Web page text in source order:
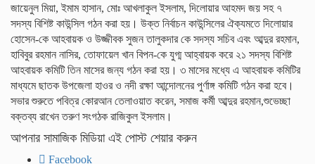
জায়েনুল মিয়া, ইমাম হাসান, মোঃ আখলাকুল ইসলাম, দিলোয়ার আহমদ জয় সহ ৭
সদস্য বিশিষ্ট কাউন্সিল গঠন করা হয়। উক্ত নির্বাচন কাউন্সিলের ঐক্যমতে দিলোয়ার
হোসেন-কে আহবায়ক ও উজ্জীবক সুজন তালুকদার কে সদস্য সচিব এবং আব্দুর রহমান,
হাবিবুর রহমান নাসির, তোফায়েল খান বিপন-কে যুগ্ম আহ্বায়ক করে ২১ সদস্য বিশিষ্ট
আহবায়ক কমিটি তিন মাসের জন্য গঠন করা হয়। ৩ মাসের মধ্যে এ আহবায়ক কমিটির
মাধ্যমে ছাতক উপজেলা হাওর ও নদী রক্ষা আন্দোলনের পুর্ণাঙ্গ কমিটি গঠন করা হবে।
সভার শুরুতে পবিত্র কোরআন তেলাওয়াত করেন, সমাজ কর্মী আব্দুর রহমান,শুভেচ্ছা
বক্তব্য রাখেন তরুণ সংগঠক রাজিকুল ইসলাম।
আপনার সামাজিক মিডিয়া এই পোস্ট শেয়ার করুন
Facebook